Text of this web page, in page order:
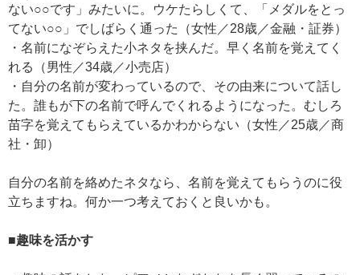
ない○○です」みたいに。ウケたらしくて、「メダルをとっ
てない○○」でしばらく通った（女性／28歳／金融・証券）
・名前になぞらえた小ネタを挟んだ。早く名前を覚えてく
れる（男性／34歳／小売店）
・自分の名前が変わっているので、その由来について話し
た。誰もが下の名前で呼んでくれるようになった。むしろ
苗字を覚えてもらえているかわからない（女性／25歳／商
社・卸）
自分の名前を絡めたネタなら、名前を覚えてもらうのに役
立ちますね。何か一つ考えておくと良いかも。
■趣味を活かす